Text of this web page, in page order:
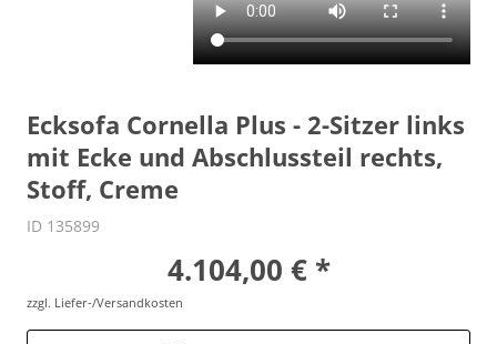
Ecksofa Cornella Plus - 2-Sitzer links
mit Ecke und Abschlussteil rechts,
Stoff, Creme
ID 135899
4.104,00 € *
zzgl. Liefer-/Versandkosten